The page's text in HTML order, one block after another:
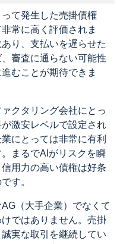
て発生した売掛債権
常に高く評価されま
り、支払いを遅らせた
審査に通らない可能性
むことが期待できま
クタリング会社にとっ
激安レベルで設定され
にとっては非常に有利
まるでAIがリスクを瞬
用力の高い債権は好条
す。
（大手企業）でなくて
ではありません。売掛
実な取引を継続してい